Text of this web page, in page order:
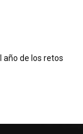
año de los retos